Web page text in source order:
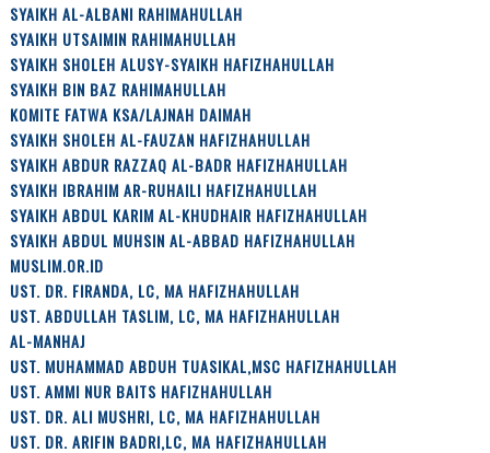
SYAIKH AL-ALBANI RAHIMAHULLAH
SYAIKH UTSAIMIN RAHIMAHULLAH
SYAIKH SHOLEH ALUSY-SYAIKH HAFIZHAHULLAH
SYAIKH BIN BAZ RAHIMAHULLAH
KOMITE FATWA KSA/LAJNAH DAIMAH
SYAIKH SHOLEH AL-FAUZAN HAFIZHAHULLAH
SYAIKH ABDUR RAZZAQ AL-BADR HAFIZHAHULLAH
SYAIKH IBRAHIM AR-RUHAILI HAFIZHAHULLAH
SYAIKH ABDUL KARIM AL-KHUDHAIR HAFIZHAHULLAH
SYAIKH ABDUL MUHSIN AL-ABBAD HAFIZHAHULLAH
MUSLIM.OR.ID
UST. DR. FIRANDA, LC, MA HAFIZHAHULLAH
UST. ABDULLAH TASLIM, LC, MA HAFIZHAHULLAH
AL-MANHAJ
UST. MUHAMMAD ABDUH TUASIKAL,MSC HAFIZHAHULLAH
UST. AMMI NUR BAITS HAFIZHAHULLAH
UST. DR. ALI MUSHRI, LC, MA HAFIZHAHULLAH
UST. DR. ARIFIN BADRI,LC, MA HAFIZHAHULLAH